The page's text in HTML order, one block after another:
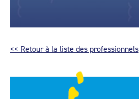
<< Retour à la liste des professionnels